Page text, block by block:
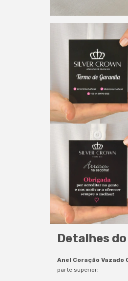
Detalhes
Anel Coração Vazado
parte superior;